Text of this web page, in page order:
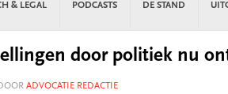
& LEGAL PODCASTS DE STAND
door politiek nu
ADVOCATIE REDACTIE